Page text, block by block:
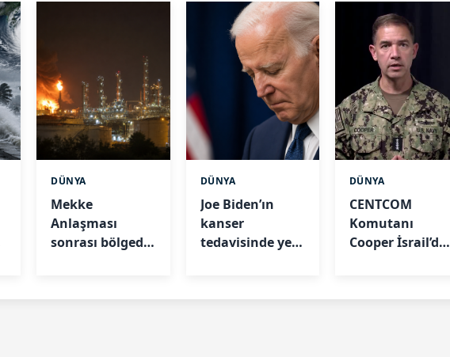
DÜNYA
Mekke
Anlaşması
sonrası bölgede
DÜNYA
Joe Biden’ın
kanser
tedavisinde yeni
DÜNYA
CENTCOM
Komutanı
Cooper İsrail’de: